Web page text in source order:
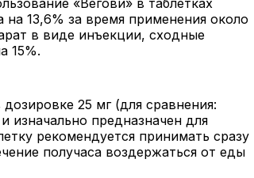
13,6% за время применения около
в виде инъекции, сходные
15%.
25 мг (для сравнения:
изначально предназначен для
рекомендуется принимать сразу
получаса воздержаться от еды